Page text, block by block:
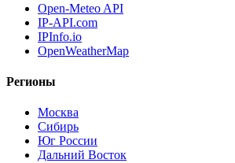
Open-Meteo API
IP-API.com
IPInfo.io
OpenWeatherMap
Регионы
Москва
Сибирь
Юг России
Дальний Восток